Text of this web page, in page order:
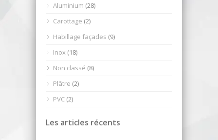
Aluminium (28)
Carottage (2)
Habillage façades (9)
Inox (18)
Non classé (8)
Plâtre (2)
PVC (2)
Les articles récents